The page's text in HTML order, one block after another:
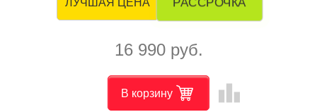
ЛУЧШАЯ ЦЕНА РАССРОЧКА
16 990 руб.
В корзину leaderboard